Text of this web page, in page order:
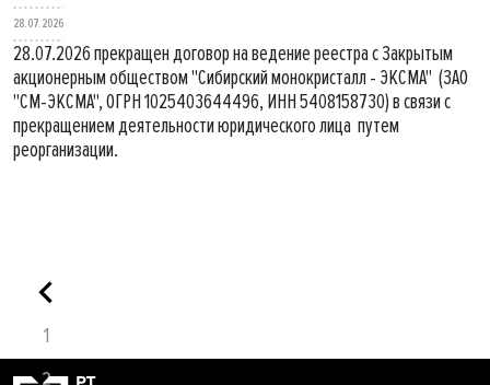
28.07.2026
28.07.2026 прекращен договор на ведение реестра с Закрытым
акционерным обществом "Сибирский монокристалл - ЭКСМА" (ЗАО
"СМ-ЭКСМА", ОГРН 1025403644496, ИНН 5408158730) в связи с
прекращением деятельности юридического лица путем
реорганизации.
1